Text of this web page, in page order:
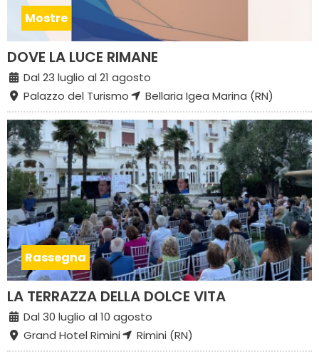
Mostre
DOVE LA LUCE RIMANE
Dal 23 luglio al 21 agosto
Palazzo del Turismo
Bellaria Igea Marina (RN)
Rassegna
LA TERRAZZA DELLA DOLCE VITA
Dal 30 luglio al 10 agosto
Grand Hotel Rimini
Rimini (RN)